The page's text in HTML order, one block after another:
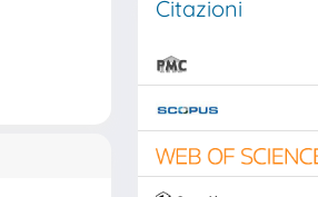
Citazioni